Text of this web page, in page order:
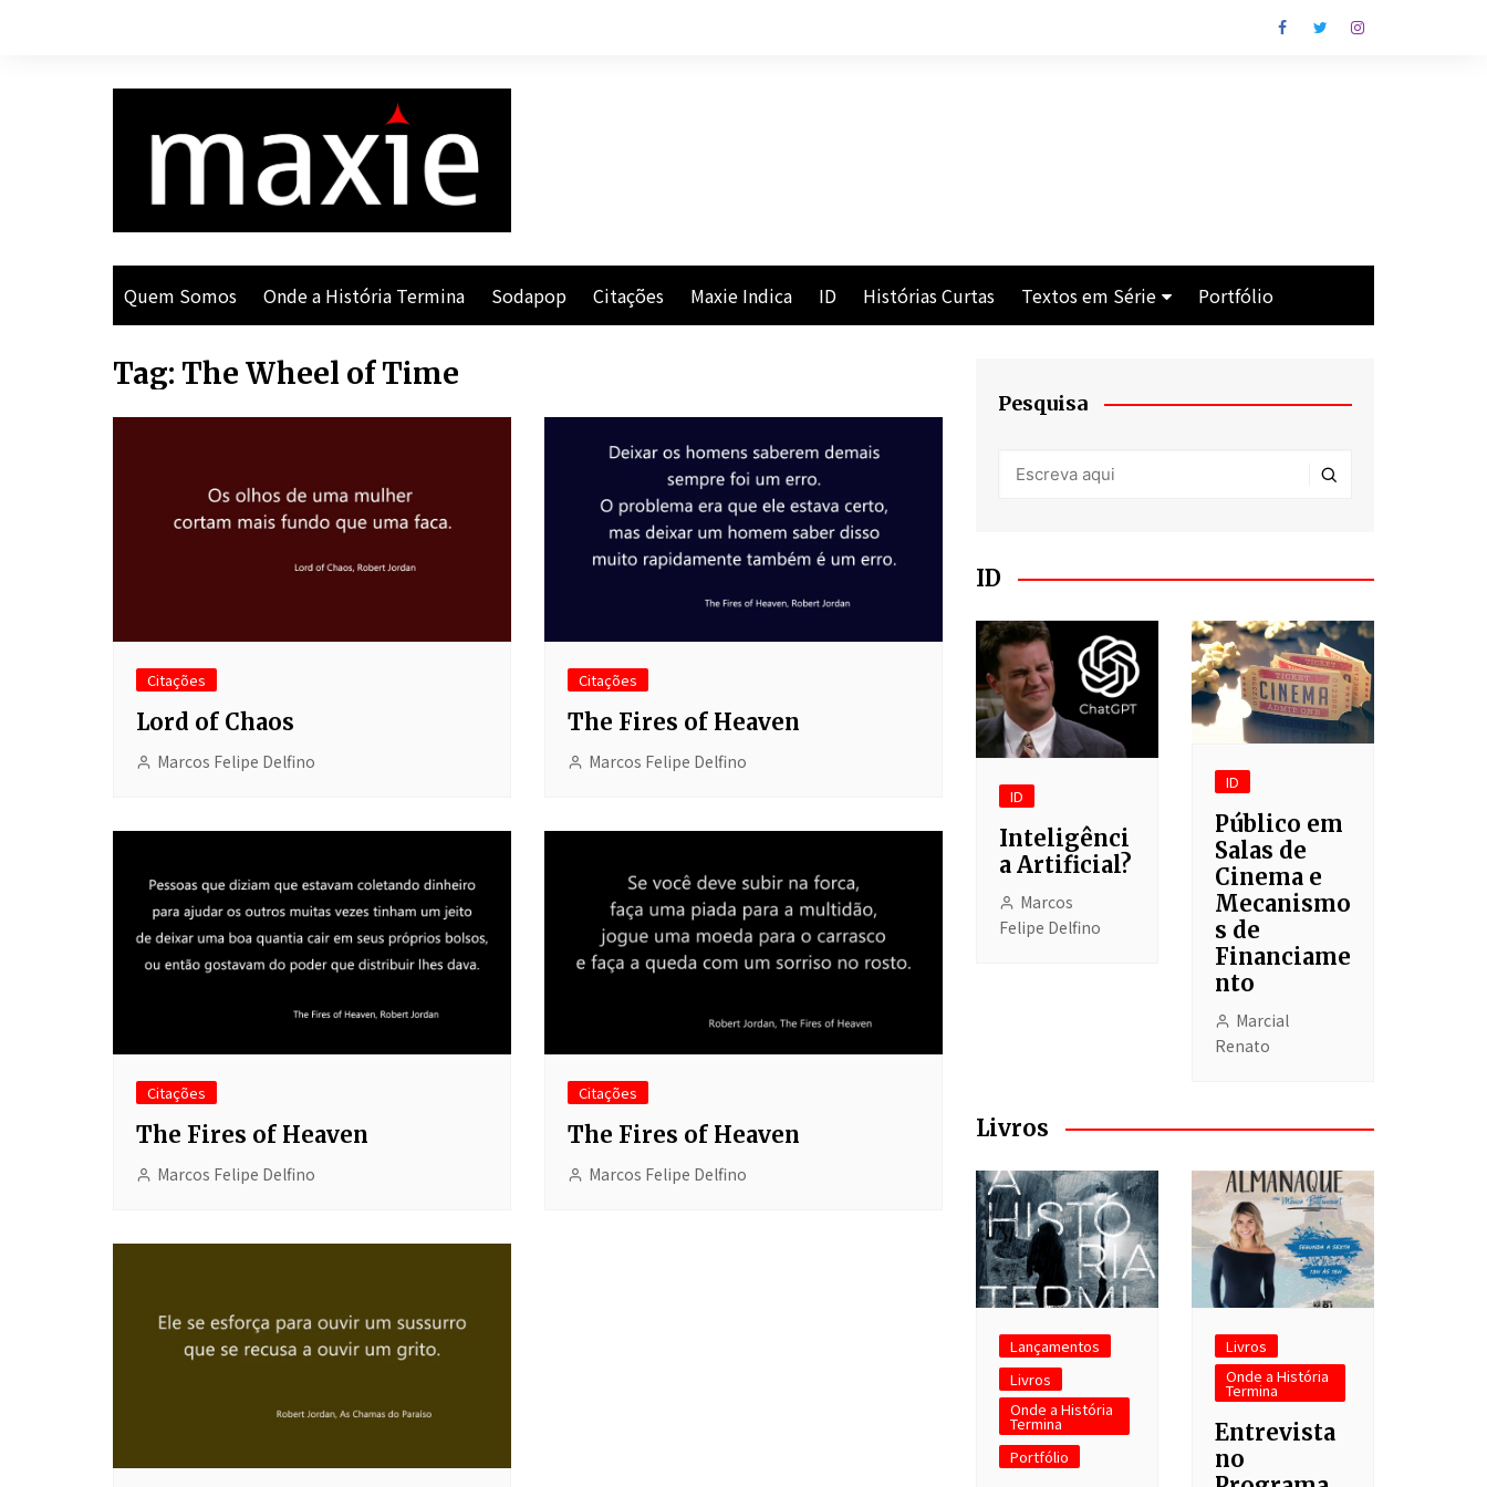
Quem Somos Onde a História Termina Sodapop Citações Maxie Indica ID Histórias Curtas Textos em Série
Man With the Gun
Batanka!
Clichê
Cotidiano
Liga dos Jogadores
Imaginários
Depois do Shopping
Portfólio
Tag: The Wheel of Time
Citações
Lord of Chaos
Marcos Felipe Delfino
Citações
The Fires of Heaven
Marcos Felipe Delfino
Citações
The Fires of Heaven
Marcos Felipe Delfino
Citações
The Fires of Heaven
Marcos Felipe Delfino
Pesquisa
ID
ID
Inteligênci
a Artificial?
Marcos
Felipe Delfino
ID
Público em
Salas de
Cinema e
Mecanismo
s de
Financiame
nto
Marcial
Renato
Livros
Lançamentos
Livros
Onde a História
Termina
Portfólio
Livros
Onde a História
Termina
Entrevista
no